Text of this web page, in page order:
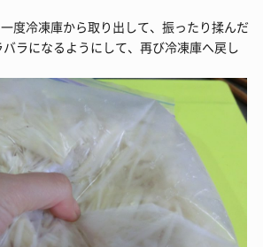
度冷凍庫から取り出して、振ったり揉んだ
ラになるようにして、再び冷凍庫へ戻し